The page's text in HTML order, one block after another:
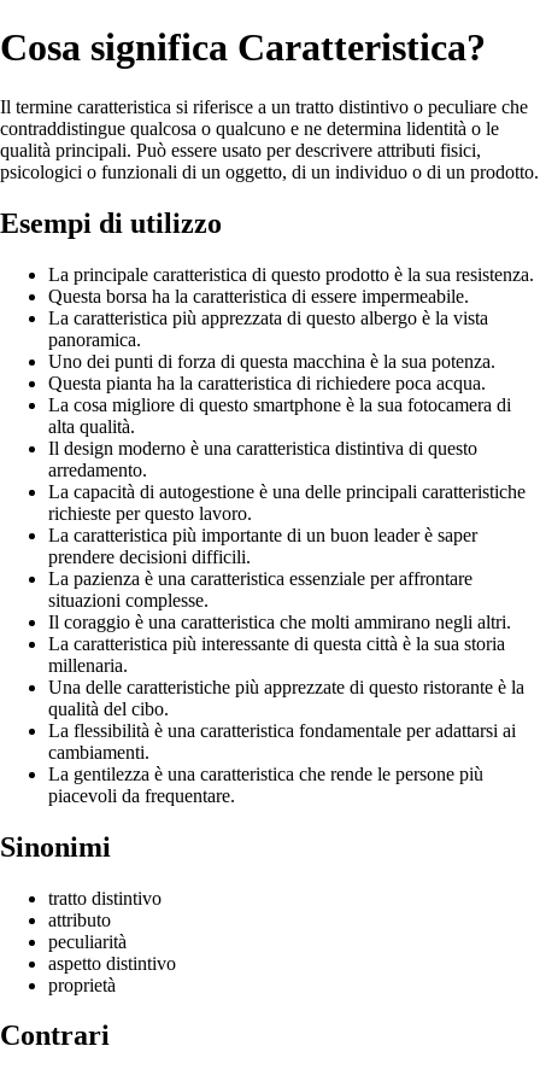
Cosa significa Caratteristica?
Il termine caratteristica si riferisce a un tratto distintivo o peculiare che
contraddistingue qualcosa o qualcuno e ne determina lidentità o le
qualità principali. Può essere usato per descrivere attributi fisici,
psicologici o funzionali di un oggetto, di un individuo o di un prodotto.
Esempi di utilizzo
La principale caratteristica di questo prodotto è la sua resistenza.
Questa borsa ha la caratteristica di essere impermeabile.
La caratteristica più apprezzata di questo albergo è la vista
panoramica.
Uno dei punti di forza di questa macchina è la sua potenza.
Questa pianta ha la caratteristica di richiedere poca acqua.
La cosa migliore di questo smartphone è la sua fotocamera di
alta qualità.
Il design moderno è una caratteristica distintiva di questo
arredamento.
La capacità di autogestione è una delle principali caratteristiche
richieste per questo lavoro.
La caratteristica più importante di un buon leader è saper
prendere decisioni difficili.
La pazienza è una caratteristica essenziale per affrontare
situazioni complesse.
Il coraggio è una caratteristica che molti ammirano negli altri.
La caratteristica più interessante di questa città è la sua storia
millenaria.
Una delle caratteristiche più apprezzate di questo ristorante è la
qualità del cibo.
La flessibilità è una caratteristica fondamentale per adattarsi ai
cambiamenti.
La gentilezza è una caratteristica che rende le persone più
piacevoli da frequentare.
Sinonimi
tratto distintivo
attributo
peculiarità
aspetto distintivo
proprietà
Contrari